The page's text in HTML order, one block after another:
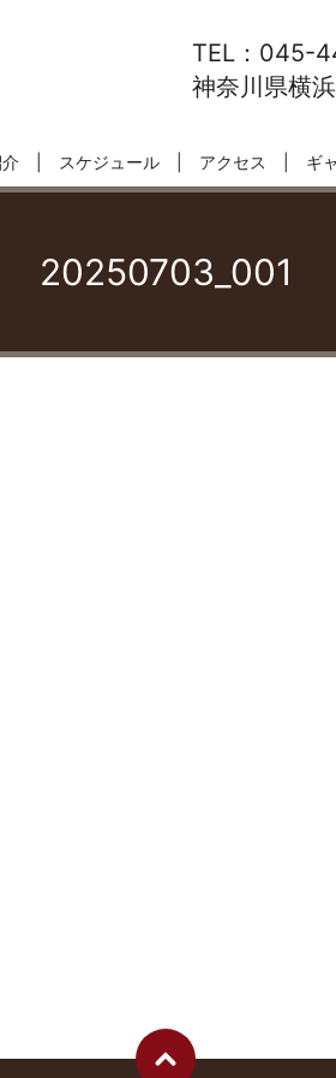
TEL：045-
神奈川県横
スケジュール アクセス ギ
20250703_001